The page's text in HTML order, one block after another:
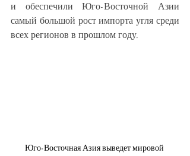
и обеспечили Юго-Восточной Азии
самый большой рост импорта угля среди
всех регионов в прошлом году.
Юго-Восточная Азия выведет мировой